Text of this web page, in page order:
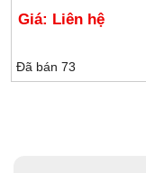
Giá: Liên hệ
Đã bán 73